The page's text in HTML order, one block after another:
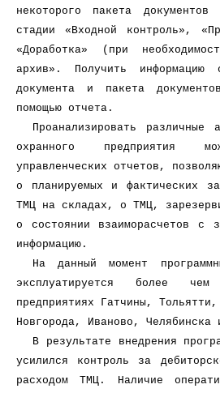
некоторого пакета
стадии «Входной контроль»,
«Доработка» (при
архив». Получить информацию
документа и пакета
помощью отчета.
Проанализировать различные
охранного предприятия
управленческих отчетов,
о планируемых и фактических
ТМЦ на складах, о ТМЦ,
о состоянии взаиморасчетов с
информацию.
На данный момент
эксплуатируется более
предприятиях Гатчины,
Новгорода, Иваново, Челябинска
В результате внедрения
усилился контроль за
расходом ТМЦ. Наличие